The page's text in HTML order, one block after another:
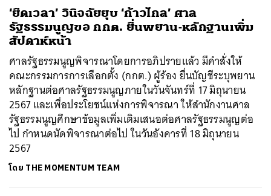
‘ยืดเวลา’ วินิจฉัยยุบ ‘ก้าวไกล’ ศาล
รัฐธรรมนูญขอ กกต. ยื่นพยาน-หลักฐานเพิ่ม
สัปดาห์หน้า
ศาลรัฐธรรมนูญพิจารณาโดยการอภิปรายแล้ว มีคำสั่งให้
คณะกรรมการการเลือกตั้ง (กกต.) ผู้ร้อง ยื่นบัญชีระบุพยาน
หลักฐานต่อศาลรัฐธรรมนูญภายในวันจันทร์ที่ 17 มิถุนายน
2567 และเพื่อประโยชน์แห่งการพิจารณา ให้สำนักงานศาล
รัฐธรรมนูญศึกษาข้อมูลเพิ่มเติมเสนอต่อศาลรัฐธรรมนูญต่อ
ไป กำหนดนัดพิจารณาต่อไป ในวันอังคารที่ 18 มิถุนายน
2567
โดย THE MOMENTUM TEAM